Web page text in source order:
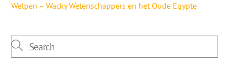
Welpen – Wacky Wetenschappers en het Oude Egypte